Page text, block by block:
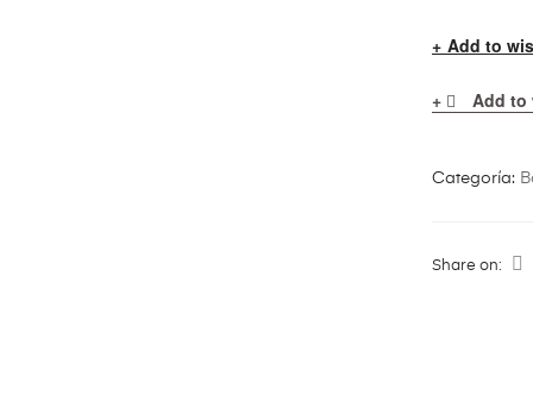
Add to
Add to
Categoría:
Share on: